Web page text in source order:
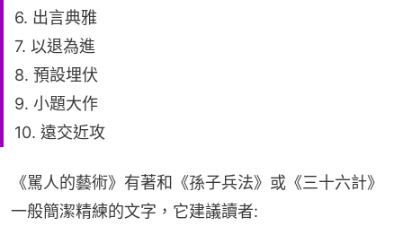
6. 出言典雅
7. 以退為進
8. 預設埋伏
9. 小題大作
10. 遠交近攻
《駡人的藝術》有著和《孫子兵法》或《三十六計》
一般簡潔精練的文字，它建議讀者: